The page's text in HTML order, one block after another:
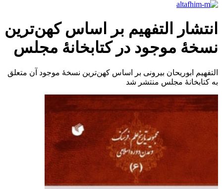
انتشار التفهیم بر اساس کهن‌ترین
نسخهٔ موجود در کتابخانهٔ مجلس
التفهیم ابوریحان بیرونی بر اساس کهن‌ترین نسخهٔ موجود آن متعلق
به کتابخانهٔ مجلس منتشر شد